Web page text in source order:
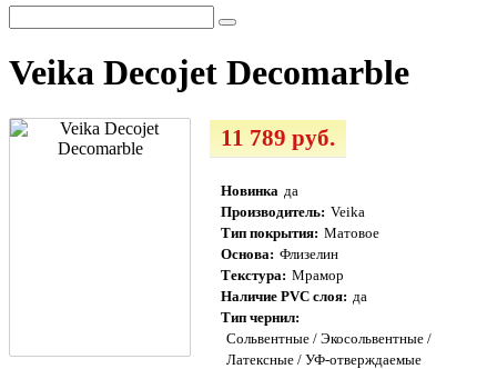
Veika Decojet Decomarble
11 789 руб.
Новинка да
Производитель: Veika
Тип покрытия: Матовое
Основа: Флизелин
Текстура: Мрамор
Наличие PVC слоя: да
Тип чернил:
Сольвентные / Экосольвентные /
Латексные / УФ-отверждаемые